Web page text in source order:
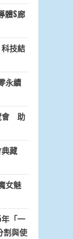
體S廊
技結
永續
會 助
藏
女魅
「一
割與使